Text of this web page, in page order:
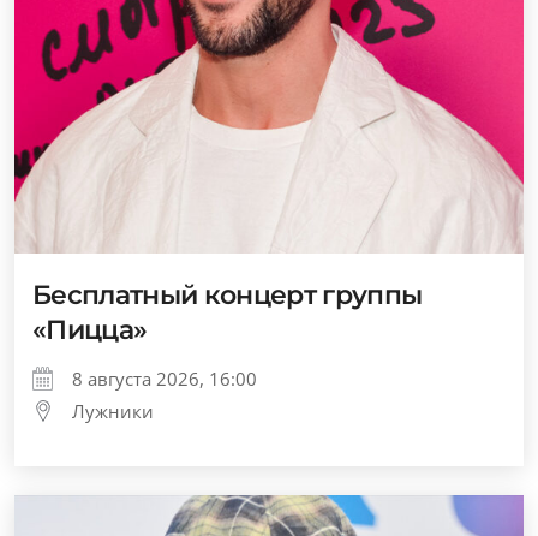
Бесплатный концерт группы
«Пицца»
8 августа 2026, 16:00
Лужники